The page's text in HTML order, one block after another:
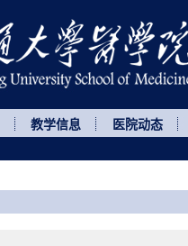
教学信息 医院动态